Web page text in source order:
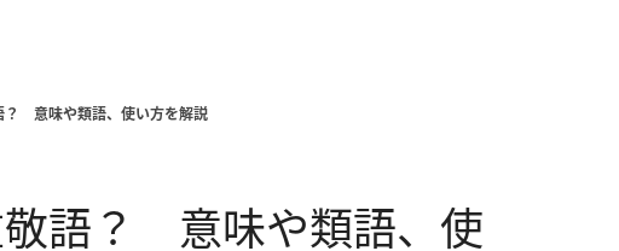
？ 意味や類語、使い方を解説
語？ 意味や類語、使